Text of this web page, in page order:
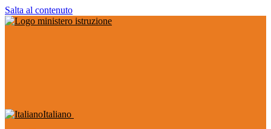
Salta al contenuto
Italiano